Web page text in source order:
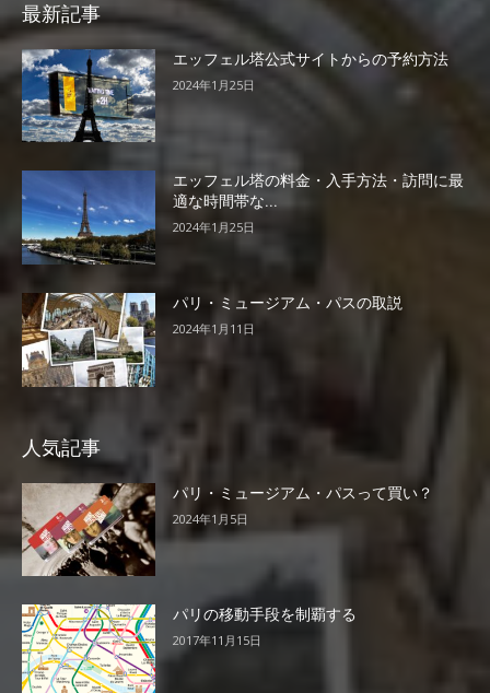
最新記事
エッフェル塔公式サイトからの予約方法
2024年1月25日
エッフェル塔の料金・入手方法・訪問に最
適な時間帯な...
2024年1月25日
パリ・ミュージアム・パスの取説
2024年1月11日
人気記事
パリ・ミュージアム・パスって買い？
2024年1月5日
パリの移動手段を制覇する
2017年11月15日